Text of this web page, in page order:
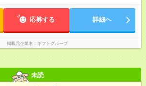
応募する 詳細へ
掲載元企業名 ギフトグループ
未読